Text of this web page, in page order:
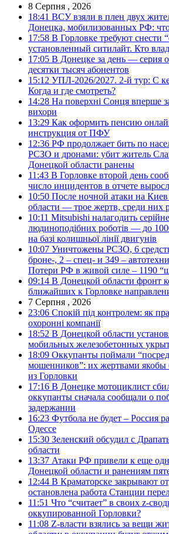
8 Серпня , 2026
18:41 ВСУ взяли в плен двух
Донецка, мобилизованных РФ: что
17:58 В Горловке требуют снести
установленный ситилайт. Кто
17:05 В Донецке за день — серия
десятки тысяч абонентов
15:12 УПЛ-2026/2027. 2-й тур: С
Когда и где смотреть?
14:28 На поверхні Сонця вперше
вихори
13:29 Как оформить пенсию
инструкция от ПФУ
12:36 РФ продолжает бить по
РСЗО и дронами: убит житель
Донецкой области ранены
11:43 В Горловке второй день
число инцидентов в отчете
10:50 После ночной атаки на
области — трое жертв, среди них
10:11 Mitsubishi налагодить
людиноподібних роботів — до
на базі колишньої лінії двигунів
10:07 Уничтожены РСЗО, 6
броне-, 2 – спец- и 349 –
Потери РФ в живой силе – 1190
09:14 В Донецкой области фронт
ближайших к Горловке
7 Серпня , 2026
23:06 Спокій під контролем: як
охоронні компанії
18:52 В Донецкой области
мобильных железобетонных
18:09 Оккупанты поймали
мошенников”: их жертвами
из Горловки
17:16 В Донецке мотоциклист
оккупанты сначала сообщали о
задержании
16:23 Футбола не будет – Россия
Одессе
15:30 Зеленский обсудил с
области
13:37 Атаки РФ привели к еще
Донецкой области и ранениям
12:44 В Краматорске закрывают
остановлена работа Станции
11:51 Что “считает” в своих z-
оккупированной Горловки?
11:08 Z-власти взялись за вещи